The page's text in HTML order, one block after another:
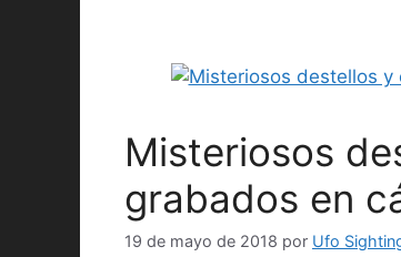
Misteriosos
grabados en
19 de mayo de 2018 por Ufo